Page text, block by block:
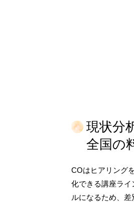
現状分
全国の
COはヒアリング
化できる講座ラ
ルになるため、